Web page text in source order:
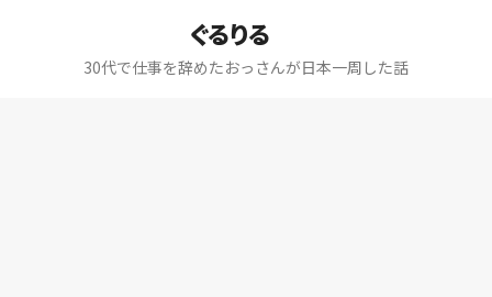
ぐるりる
30代で仕事を辞めたおっさんが日本一周した話